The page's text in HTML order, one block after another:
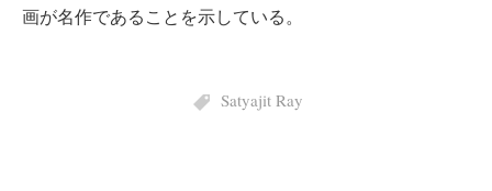
画が名作であることを示している。
Satyajit Ray